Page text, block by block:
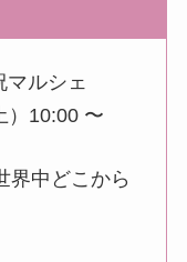
ルシェ
）10:00 〜
界中どこから